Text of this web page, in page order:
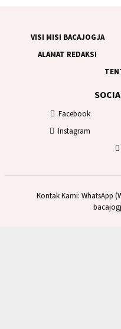
VISI MISI BACAJOGJA
ALAMAT REDAKSI
Facebook
Instagram
Kontak Kami: WhatsApp